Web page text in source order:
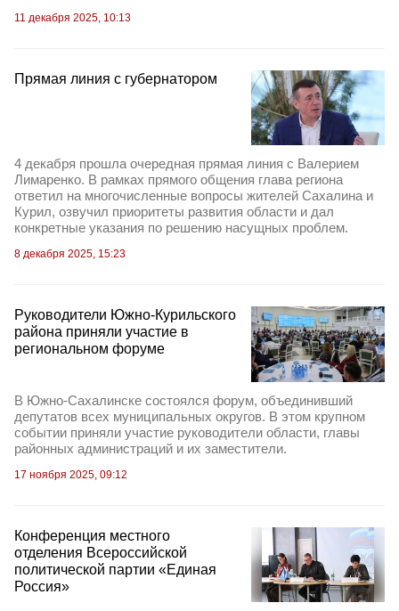
11 декабря 2025, 10:13
Прямая линия с губернатором
4 декабря прошла очередная прямая линия с Валерием
Лимаренко. В рамках прямого общения глава региона
ответил на многочисленные вопросы жителей Сахалина и
Курил, озвучил приоритеты развития области и дал
конкретные указания по решению насущных проблем.
8 декабря 2025, 15:23
Руководители Южно-Курильского
района приняли участие в
региональном форуме
В Южно-Сахалинске состоялся форум, объединивший
депутатов всех муниципальных округов. В этом крупном
событии приняли участие руководители области, главы
районных администраций и их заместители.
17 ноября 2025, 09:12
Конференция местного
отделения Всероссийской
политической партии «Единая
Россия»